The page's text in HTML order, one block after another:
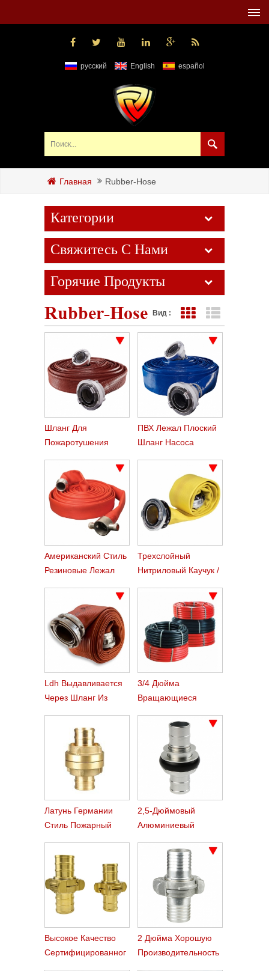
русский English español
Главная Rubber-Hose
Категории
Свяжитесь С Нами
Горячие Продукты
Rubber-Hose Вид : Представление
Шланг Для
Пожаротушения
ПВХ Лежал Плоский
Шланг Насоса
Американский Стиль
Резиновые Лежал
Трехслойный
Нитриловый Каучук /
Ldh Выдавливается
Через Шланг Из
3/4 Дюйма
Вращающиеся
Огонь Шланг Reel
Латунь Германии
Стиль Пожарный
2,5-Дюймовый
Алюминиевый
Шланг Сцепления
Высокое Качество
Сертифицированног
2 Дюйма Хорошую
Производительность